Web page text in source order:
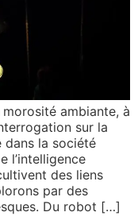
ambiante, à
sur la
dans la société
l’intelligence
des liens
par des
Du robot […]